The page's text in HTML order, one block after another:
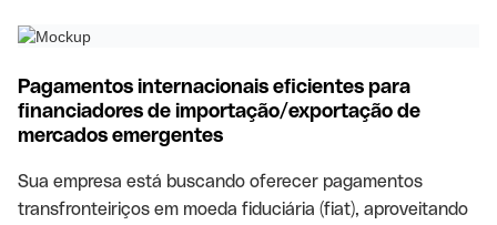
Pagamentos internacionais eﬁcientes para
ﬁnanciadores de importação/exportação de
mercados emergentes
Sua empresa está buscando oferecer pagamentos
transfronteiriços em moeda fiduciária (fiat), aproveitando